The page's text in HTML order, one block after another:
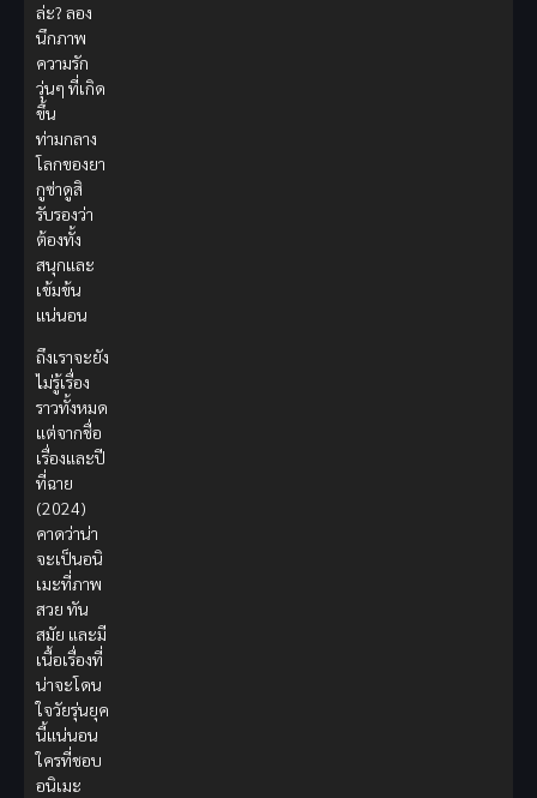
ล่ะ? ลอง
นึกภาพ
ความรัก
วุ่นๆ ที่เกิด
ขึ้น
ท่ามกลาง
โลกของยา
กูซ่าดูสิ
รับรองว่า
ต้องทั้ง
สนุกและ
เข้มข้น
แน่นอน
ถึงเราจะยัง
ไม่รู้เรื่อง
ราวทั้งหมด
แต่จากชื่อ
เรื่องและปี
ที่ฉาย
(2024)
คาดว่าน่า
จะเป็นอนิ
เมะที่ภาพ
สวย ทัน
สมัย และมี
เนื้อเรื่องที่
น่าจะโดน
ใจวัยรุ่นยุค
นี้แน่นอน
ใครที่ชอบ
อนิเมะ